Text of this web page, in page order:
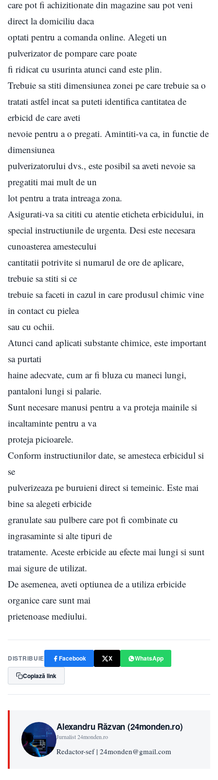
care pot fi achizitionate din magazine sau pot veni
direct la domiciliu daca
optati pentru a comanda online. Alegeti un
pulverizator de pompare care poate
fi ridicat cu usurinta atunci cand este plin.
Trebuie sa stiti dimensiunea zonei pe care trebuie sa o
tratati astfel incat sa puteti identifica cantitatea de
erbicid de care aveti
nevoie pentru a o pregati. Amintiti-va ca, in functie de
dimensiunea
pulverizatorului dvs., este posibil sa aveti nevoie sa
pregatiti mai mult de un
lot pentru a trata intreaga zona.
Asigurati-va sa cititi cu atentie eticheta erbicidului, in
special instructiunile de urgenta. Desi este necesara
cunoasterea amestecului
cantitatii potrivite si numarul de ore de aplicare,
trebuie sa stiti si ce
trebuie sa faceti in cazul in care produsul chimic vine
in contact cu pielea
sau cu ochii.
Atunci cand aplicati substante chimice, este important
sa purtati
haine adecvate, cum ar fi bluza cu maneci lungi,
pantaloni lungi si palarie.
Sunt necesare manusi pentru a va proteja mainile si
incaltaminte pentru a va
proteja picioarele.
Conform instructiunilor date, se amesteca erbicidul si
se
pulverizeaza pe buruieni direct si temeinic. Este mai
bine sa alegeti erbicide
granulate sau pulbere care pot fi combinate cu
ingrasaminte si alte tipuri de
tratamente. Aceste erbicide au efecte mai lungi si sunt
mai sigure de utilizat.
De asemenea, aveti optiunea de a utiliza erbicide
organice care sunt mai
prietenoase mediului.
DISTRIBUIE Facebook X
WhatsApp
Copiază link
Alexandru Răzvan (24monden.ro)
Jurnalist 24monden.ro
Redactor-sef | 24monden@gmail.com